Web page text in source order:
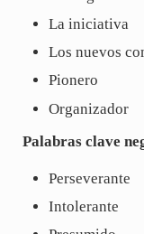
La iniciativa
Los nuevos
Pionero
Organizador
Palabras clave
Perseverante
Intolerante